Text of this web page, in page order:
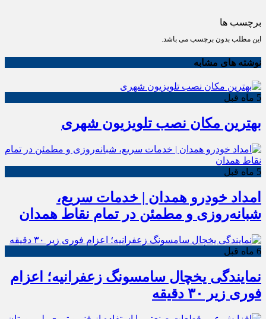
برچسب ها
این مطلب بدون برچسب می باشد.
نوشته های مشابه
5 ماه قبل
بهترین مکان نصب تلویزیون شهری
5 ماه قبل
امداد خودرو همدان | خدمات سریع،
شبانه‌روزی و مطمئن در تمام نقاط همدان
6 ماه قبل
نمایندگی یخچال سامسونگ زعفرانیه؛ اعزام
فوری زیر ۳۰ دقیقه